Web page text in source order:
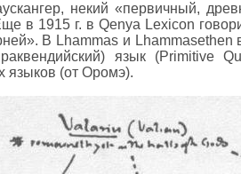
некий «первичный,
в 1915 г. в Qenya Lexicon
В Lhammas и
язык (Primitive
языков (от Оромэ).